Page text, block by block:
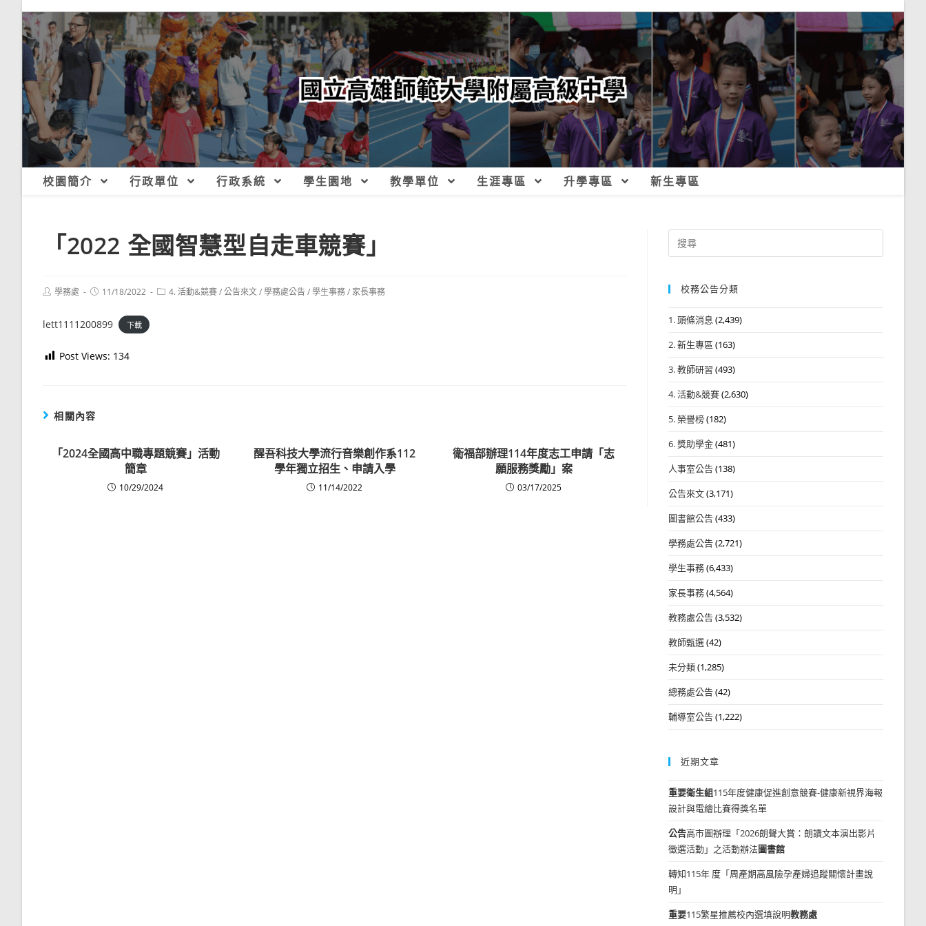
校園簡介 行政單位 行政系統 學生園地 教學單位 生涯專區 升學專區 新生專區
「2022 全國智慧型自走車競賽」
Post學務處
Post11/18/2022
Post4. 活動&競賽/公告來文/學務處公告/學生事務/ 家長事務
lett1111200899 下載
Post Views: 134
相關內容
「2024全國高中職專題競賽」活動
簡章
10/29/2024
醒吾科技大學流行音樂創作系112
學年獨立招生、申請入學
11/14/2022
衛福部辦理114年度志工申請「志
願服務獎勵」案
03/17/2025
Search
for:
校務公告分類
1. 頭條消息 (2,439)
2. 新生專區 (163)
3. 教師研習 (493)
4. 活動&競賽(2,630)
5. 榮譽榜(182)
6. 獎助學金(481)
人事室公告(138)
公告來文(3,171)
圖書館公告(433)
學務處公告(2,721)
學生事務(6,433)
家長事務(4,564)
教務處公告(3,532)
教師甄選(42)
未分類(1,285)
總務處公告(42)
輔導室公告(1,222)
近期文章
重要衛生組115年度健康促進創意競賽-健康新視界海報
設計與電繪比賽得獎名單
公告高市圖辦理「2026朗聲大賞：朗讀文本演出影片
徵選活動」之活動辦法圖書館
轉知115年 度「周產期高風險孕產婦追蹤關懷計畫說
明」
重要115繁星推薦校內選填說明教務處